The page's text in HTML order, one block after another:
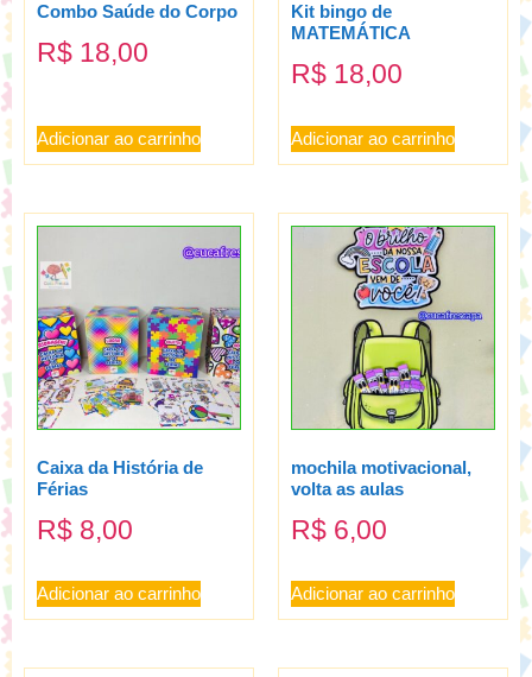
Combo Saúde do Corpo
R$ 18,00
Adicionar ao carrinho
Kit bingo de
MATEMÁTICA
R$ 18,00
Adicionar ao carrinho
Caixa da História de
Férias
R$ 8,00
Adicionar ao carrinho
mochila motivacional,
volta as aulas
R$ 6,00
Adicionar ao carrinho